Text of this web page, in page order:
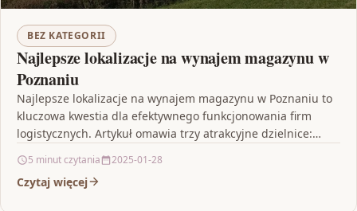
BEZ KATEGORII
Najlepsze lokalizacje na wynajem magazynu w
Poznaniu
Najlepsze lokalizacje na wynajem magazynu w Poznaniu to
kluczowa kwestia dla efektywnego funkcjonowania firm
logistycznych. Artykuł omawia trzy atrakcyjne dzielnice:
5 minut czytania 2025-01-28
Czytaj więcej